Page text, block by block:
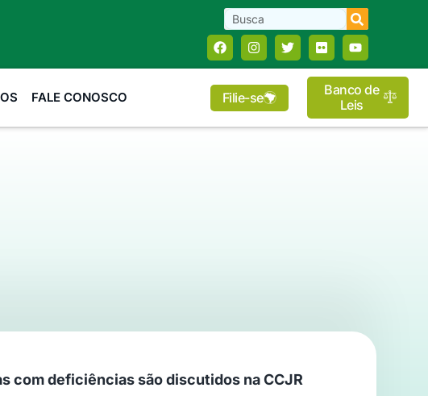
FALE CONOSCO Filie-se
Banco de
Leis
com deficiências são discutidos na CCJR